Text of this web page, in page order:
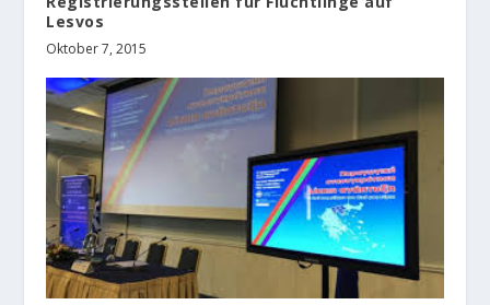
Lesvos
Oktober 7, 2015